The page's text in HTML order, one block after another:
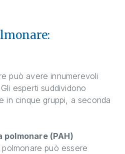
può avere innumerevoli
esperti suddividono
in cinque gruppi, a seconda
(PAH)
può essere